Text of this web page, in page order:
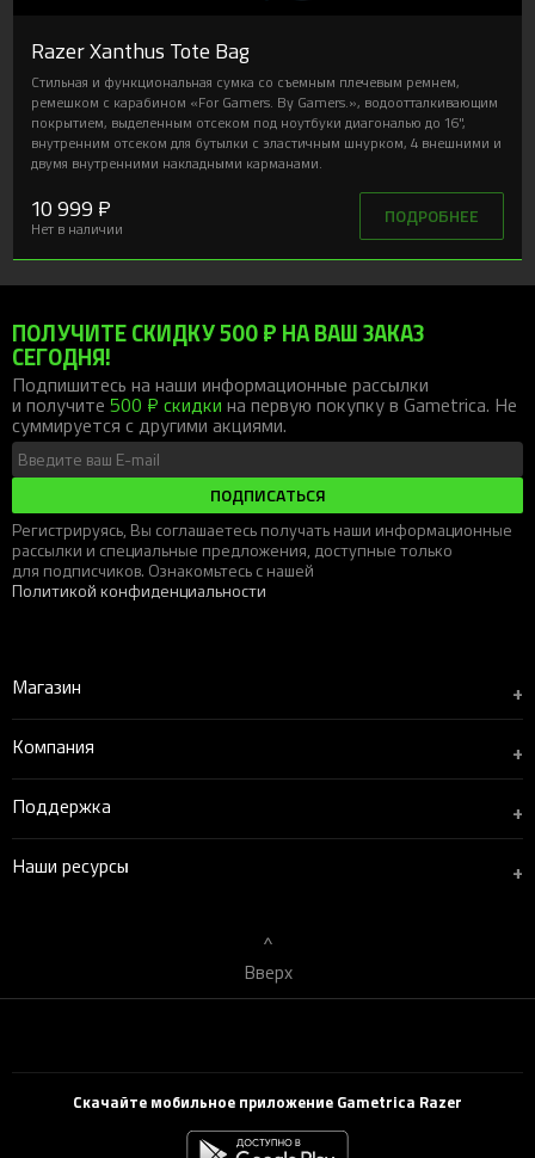
Razer Xanthus Tote Bag
Стильная и функциональная сумка со съемным плечевым ремнем,
ремешком с карабином «For Gamers. By Gamers.», водоотталкивающим
покрытием, выделенным отсеком под ноутбуки диагональю до 16",
внутренним отсеком для бутылки с эластичным шнурком, 4 внешними и
двумя внутренними накладными карманами.
10 999 ₽
Нет в наличии
ПОДРОБНЕЕ
ПОЛУЧИТЕ СКИДКУ 500 ₽ НА ВАШ ЗАКАЗ
СЕГОДНЯ!
Подпишитесь на наши информационные рассылки
и получите 500 ₽ скидки на первую покупку в Gametrica. Не
суммируется с другими акциями.
ПОДПИСАТЬСЯ
Регистрируясь, Вы соглашаетесь получать наши информационные
рассылки и специальные предложения, доступные только
для подписчиков. Ознакомьтесь с нашей
Политикой конфиденциальности
Магазин +
Компания +
Поддержка +
Наши ресурсы +
Вверх
Скачайте мобильное приложение Gametrica Razer